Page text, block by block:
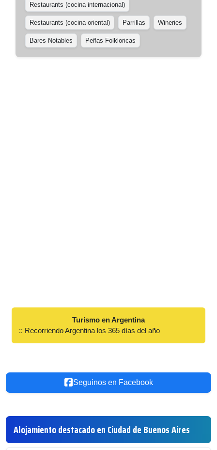
Restaurants (cocina internacional)
Restaurants (cocina oriental) Parrillas Wineries
Bares Notables Peñas Folkloricas
Turismo en Argentina
:: Recorriendo Argentina los 365 días del año
Seguinos en Facebook
Alojamiento destacado en Ciudad de Buenos Aires